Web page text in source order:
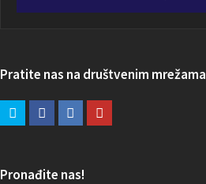
Pratite nas na društvenim mrežama
Pronađite nas!